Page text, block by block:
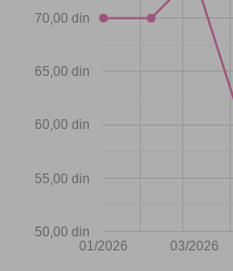
01/2026 03/2026
50,00 din
55,00 din
60,00 din
65,00 din
70,00 din